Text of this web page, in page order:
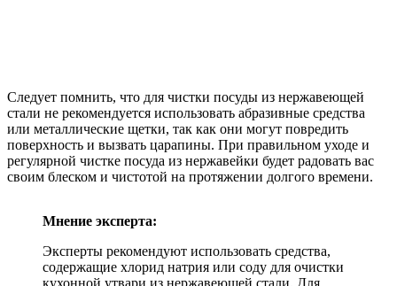
Следует помнить, что для чистки посуды из нержавеющей
стали не рекомендуется использовать абразивные средства
или металлические щетки, так как они могут повредить
поверхность и вызвать царапины. При правильном уходе и
регулярной чистке посуда из нержавейки будет радовать вас
своим блеском и чистотой на протяжении долгого времени.
Мнение эксперта:
Эксперты рекомендуют использовать средства,
содержащие хлорид натрия или соду для очистки
кухонной утвари из нержавеющей стали. Для